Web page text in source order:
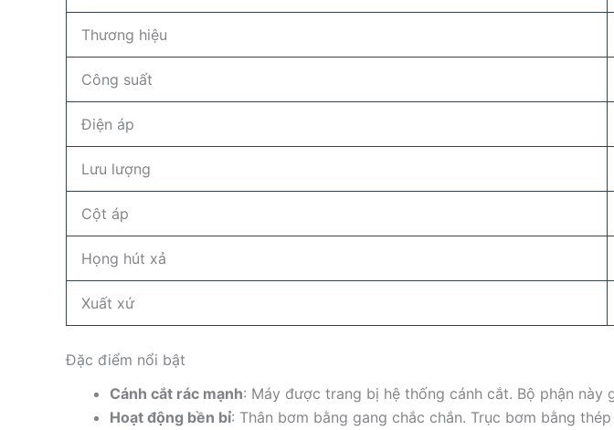
Thương hiệu
Công suất
Điện áp
Lưu lượng
Cột áp
Họng hút xả
Xuất xứ
Đặc điểm nổi bật
Cánh cắt rác mạnh: Máy được trang bị hệ thống cánh cắt. Bộ phận
Hoạt động bền bỉ: Thân bơm bằng gang chắc chắn. Trục bơm bằng